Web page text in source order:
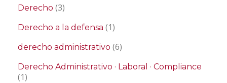
Derecho (3)
Derecho a la defensa (1)
derecho administrativo (6)
Derecho Administrativo · Laboral · Compliance
(1)